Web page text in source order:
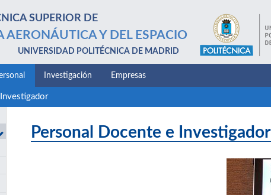
SUPERIOR DE
AERONÁUTICA Y DEL ESPACIO
UNIVERSIDAD POLITÉCNICA DE MADRID
Investigación Empresas
Personal Docente e Investigador